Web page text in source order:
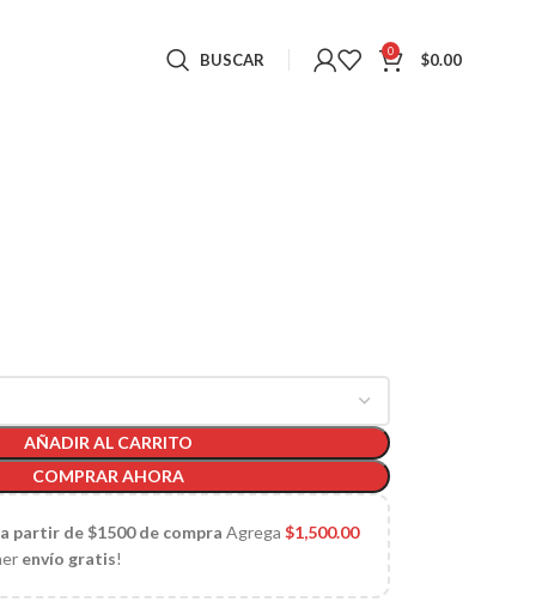
BUSCAR 0 $0.00
AÑADIR AL CARRITO
COMPRAR AHORA
partir de $1500 de compra Agrega$1,500.00
envío gratis!